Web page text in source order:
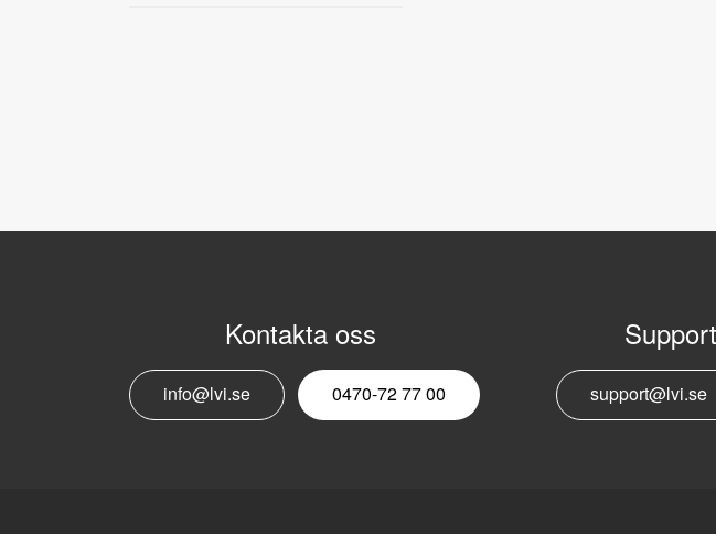
Kontakta oss
info@lvi.se 0470-72 77 00 support@lvi.se